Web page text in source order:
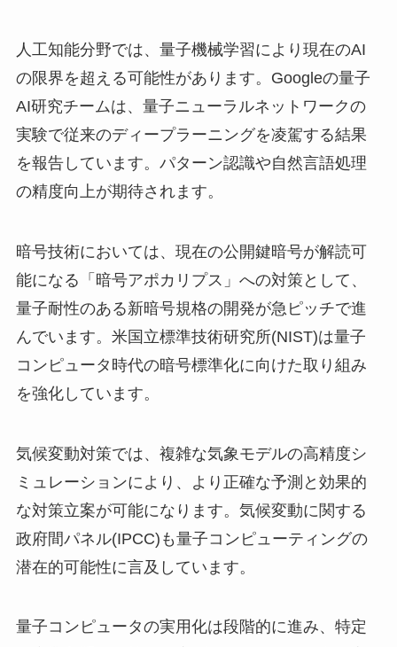
人工知能分野では、量子機械学習により現在のAI
の限界を超える可能性があります。Googleの量子
AI研究チームは、量子ニューラルネットワークの
実験で従来のディープラーニングを凌駕する結果
を報告しています。パターン認識や自然言語処理
の精度向上が期待されます。
暗号技術においては、現在の公開鍵暗号が解読可
能になる「暗号アポカリプス」への対策として、
量子耐性のある新暗号規格の開発が急ピッチで進
んでいます。米国立標準技術研究所(NIST)は量子
コンピュータ時代の暗号標準化に向けた取り組み
を強化しています。
気候変動対策では、複雑な気象モデルの高精度シ
ミュレーションにより、より正確な予測と効果的
な対策立案が可能になります。気候変動に関する
政府間パネル(IPCC)も量子コンピューティングの
潜在的可能性に言及しています。
量子コンピュータの実用化は段階的に進み、特定